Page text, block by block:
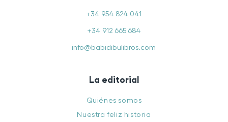
+34 954 824 041
+34 912 665 684
info@babidibulibros.com
La editorial
Quiénes somos
Nuestra feliz historia